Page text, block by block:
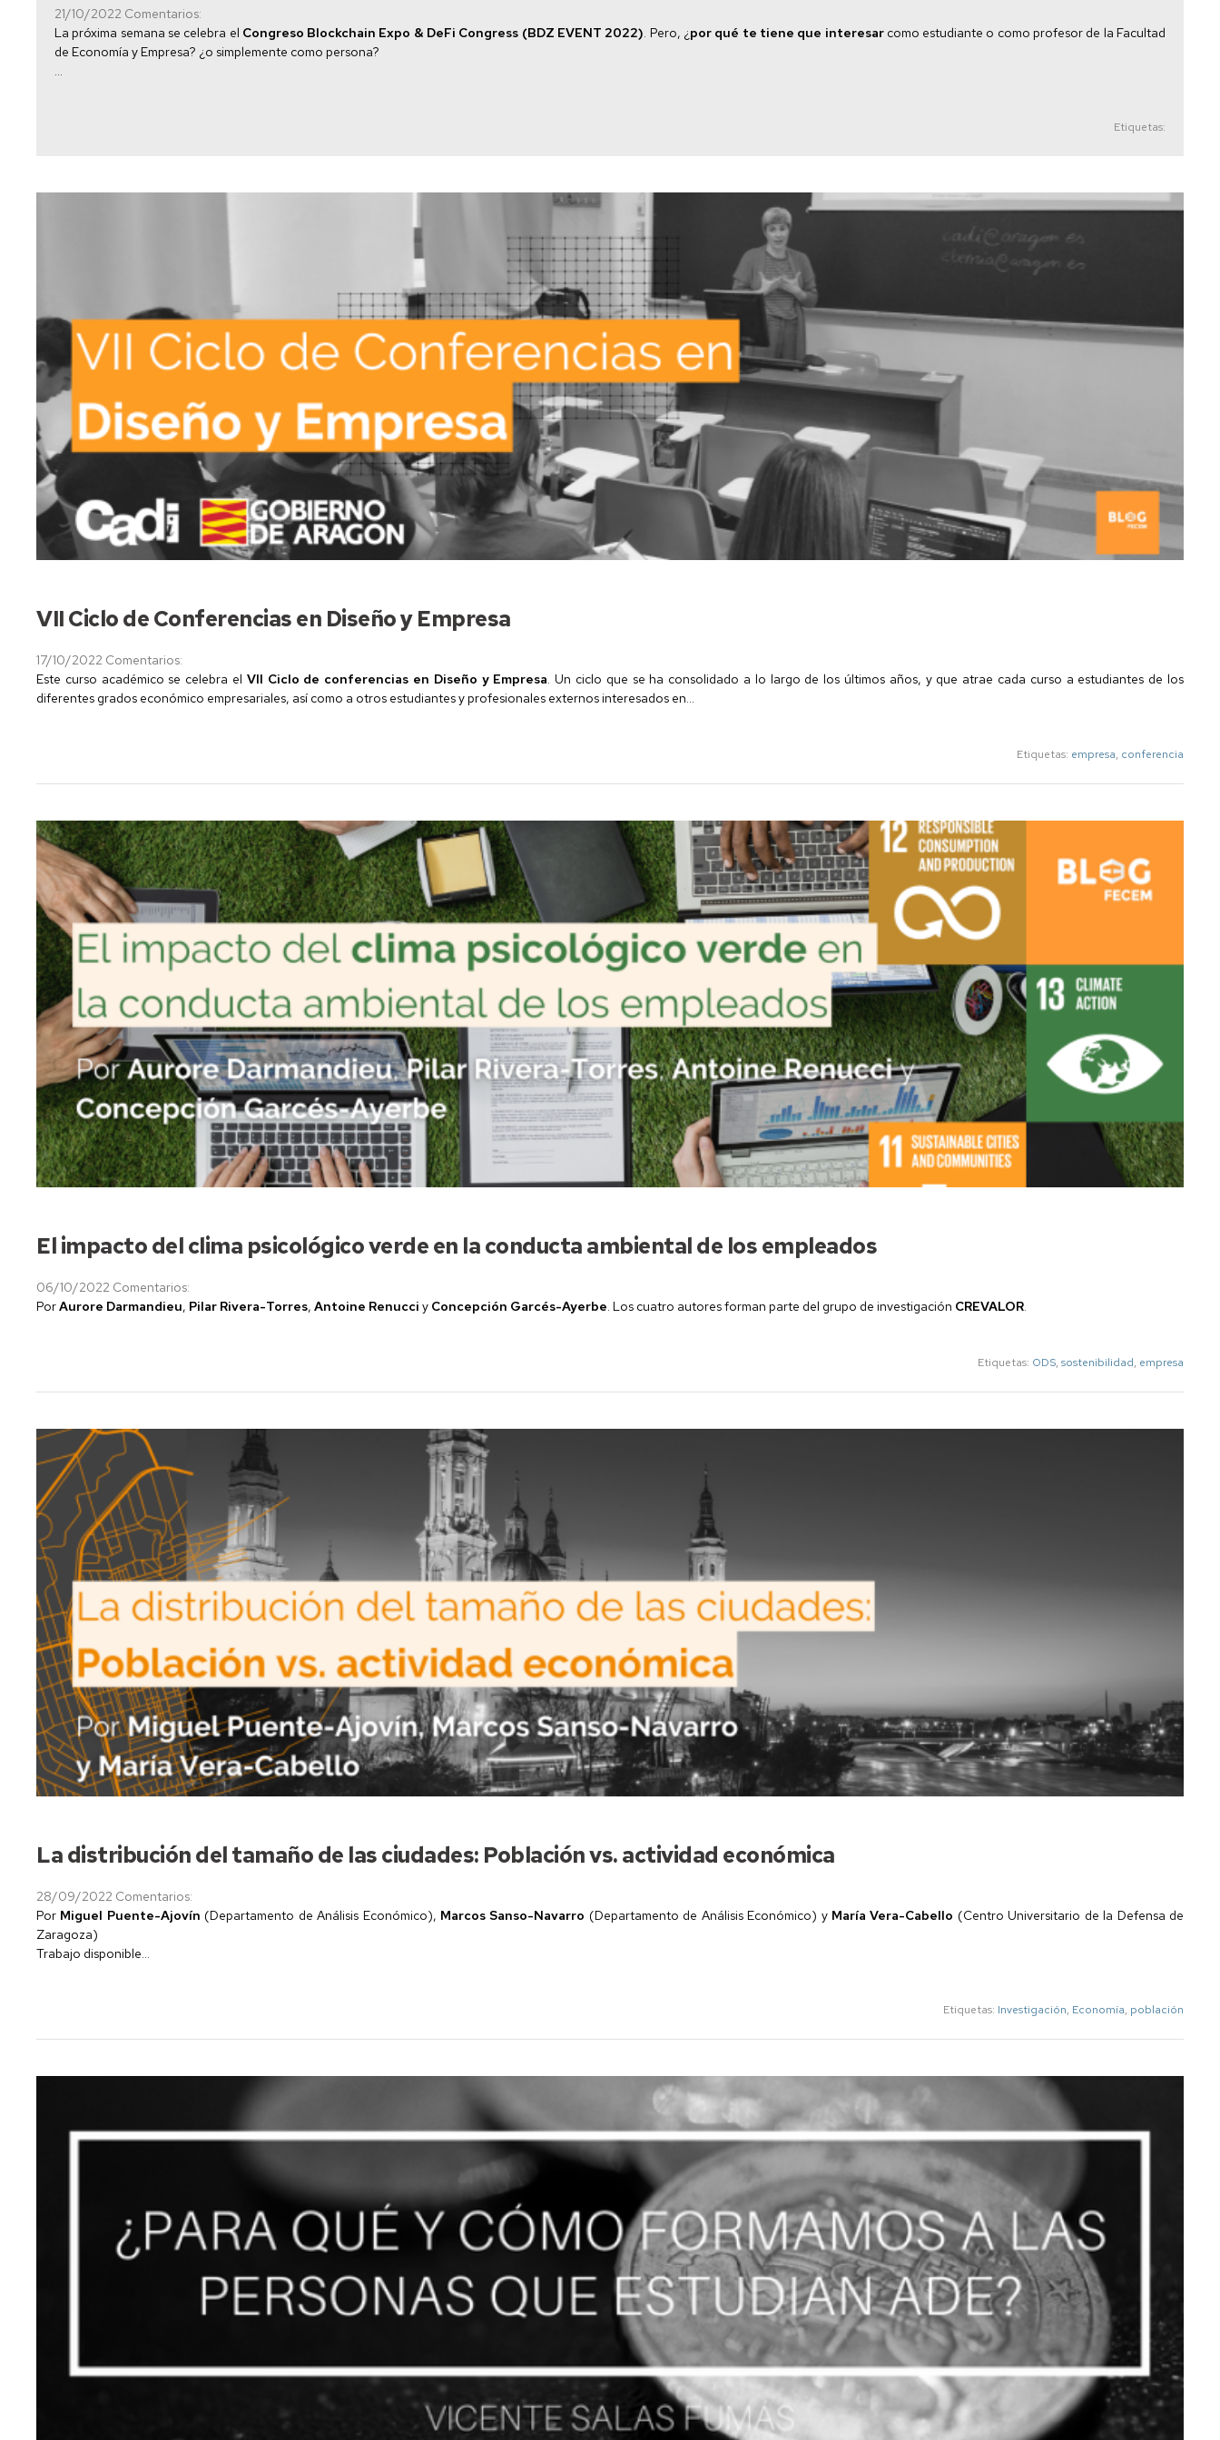
cambio
de
exámenes
Trabajo
fin
SET
Salidas
21/10/2022 Comentarios:
La próxima semana se celebra el Congreso Blockchain Expo & DeFi Congress (BDZ EVENT 2022). Pero, ¿por qué te tiene que interesarcomo estudiante o como profesor de la Facultad
de Economía y Empresa? ¿o simplemente como persona?
...
Etiquetas:
VII Ciclo de Conferencias en Diseño y Empresa
17/10/2022 Comentarios:
Este curso académico se celebra el VII Ciclo de conferencias en Diseño y Empresa . Un ciclo que se ha consolidado a lo largo de los últimos años, y que atrae cada curso a estudiantes de los
diferentes grados económico empresariales, así como a otros estudiantes y profesionales externos interesados en...
Etiquetas: empresa, conferencia
El impacto del clima psicológico verde en la conducta ambiental de los empleados
06/10/2022 Comentarios:
PorAurore Darmandieu, Pilar Rivera-Torres, Antoine Renucci y Concepción Garcés-Ayerbe. Los cuatro autores forman parte del grupo de investigación CREVALOR.
Etiquetas: ODS, sostenibilidad, empresa
La distribución del tamaño de las ciudades: Población vs. actividad económica
28/09/2022 Comentarios:
Por Miguel Puente-Ajovín (Departamento de Análisis Económico), Marcos Sanso-Navarro (Departamento de Análisis Económico) y María Vera-Cabello (Centro Universitario de la Defensa de
Zaragoza)
Trabajo disponible...
Etiquetas: Investigación, Economía, población